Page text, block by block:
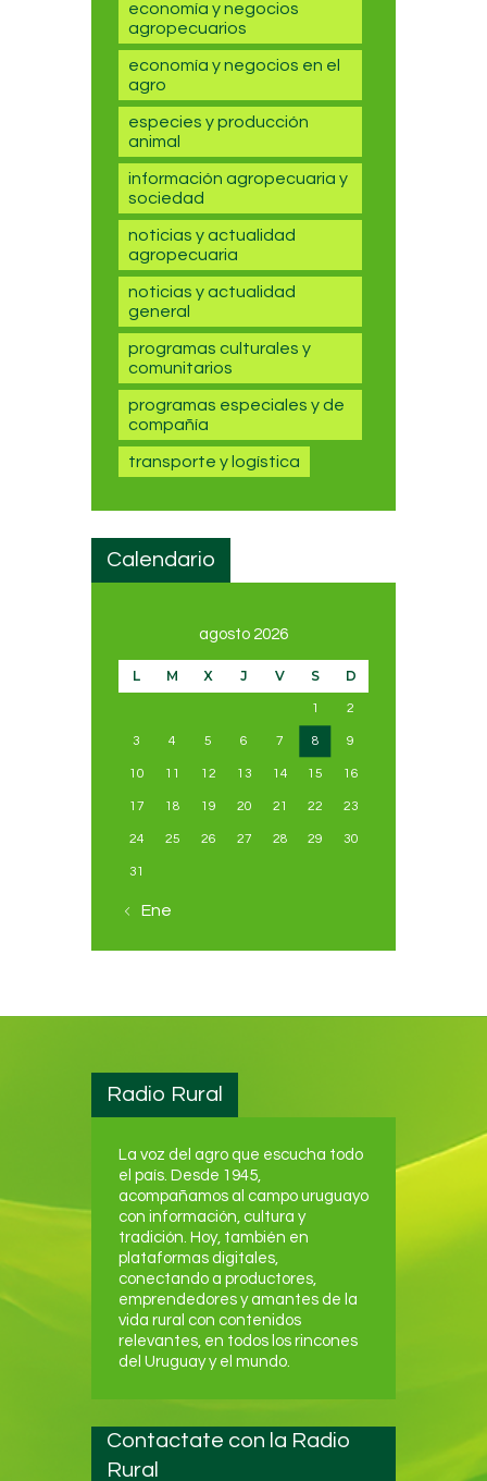
economía y negocios
agropecuarios
economía y negocios en el
agro
especies y producción
animal
información agropecuaria y
sociedad
noticias y actualidad
agropecuaria
noticias y actualidad
general
programas culturales y
comunitarios
programas especiales y de
compañía
transporte y logística
Calendario
agosto 2026
L M X J V S D
1 2
3 4 5 6 7 8 9
10 11 12 13 14 15 16
17 18 19 20 21 22 23
24 25 26 27 28 29 30
31
« Ene
Radio Rural
La voz del agro que escucha todo
el país. Desde 1945,
acompañamos al campo uruguayo
con información, cultura y
tradición. Hoy, también en
plataformas digitales,
conectando a productores,
emprendedores y amantes de la
vida rural con contenidos
relevantes, en todos los rincones
del Uruguay y el mundo.
Contactate con la Radio
Rural